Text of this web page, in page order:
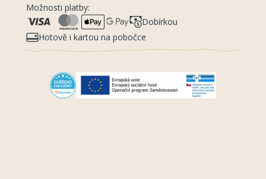
Možnosti platby:
Dobírkou
Hotově i kartou na pobočce